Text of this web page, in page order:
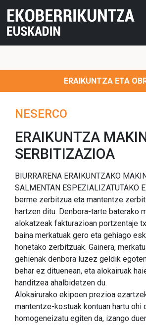
ERAIKUNTZA ETA
NESERCO
ERAIKUNTZA
SERBITIZAZIOA
BIURRARENA ERAIKUNTZAKO
SALMENTAN ESPEZIALIZATUTAKO
berme zerbitzua eta mantentze
hartzen ditu. Denbora-tarte baterako
alokatzeak fakturazioan portzentaje
baina merkatuak gero eta gehiago
honetako zerbitzuak. Gainera,
gehienak denbora luzez geldik
behar ez dituenean, eta alokairuak
handitzea ahalbidetzen du.
Alokairurako ekipoen prezioa
mantentze-kostuak kontuan hartu ohi
homogeneizatu egiten da, izango